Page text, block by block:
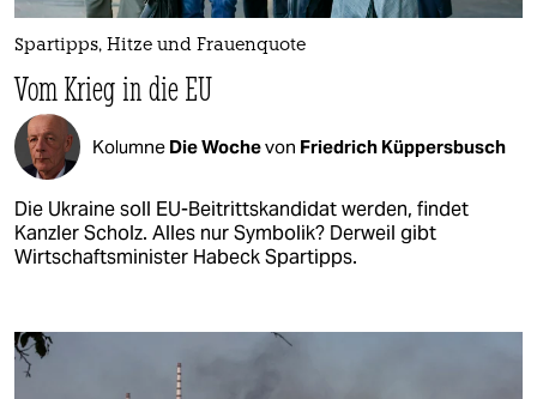
Spartipps, Hitze und Frauenquote
Vom Krieg in die EU
Kolumne Die Wochevon Friedrich Küppersbusch
Die Ukraine soll EU-Beitrittskandidat werden, findet
Kanzler Scholz. Alles nur Symbolik? Derweil gibt
Wirtschaftsminister Habeck Spartipps.